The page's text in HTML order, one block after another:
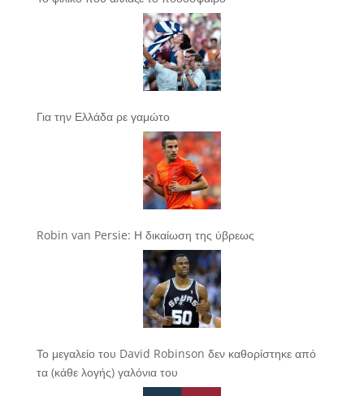
Για την Ελλάδα ρε γαμώτο
Robin van Persie: Η δικαίωση της ύβρεως
Το μεγαλείο του David Robinson δεν καθορίστηκε από
τα (κάθε λογής) γαλόνια του